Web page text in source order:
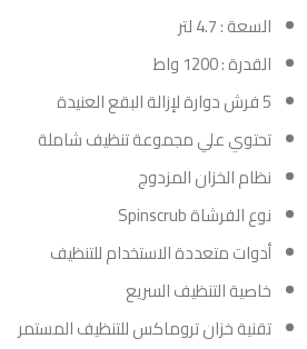
السعة : 4.7 لتر
القدرة : 1200 واط
5 فرش دوارة لإزالة البقع العنيدة
تحتوي علي مجموعة تنظيف شاملة
نظام الخزان المزدوج
نوع الفرشاة Spinscrub
أدوات متعددة الاستخدام للتنظيف
خاصية التنظيف السريع
تقنية خزان تروماكس للتنظيف المستمر